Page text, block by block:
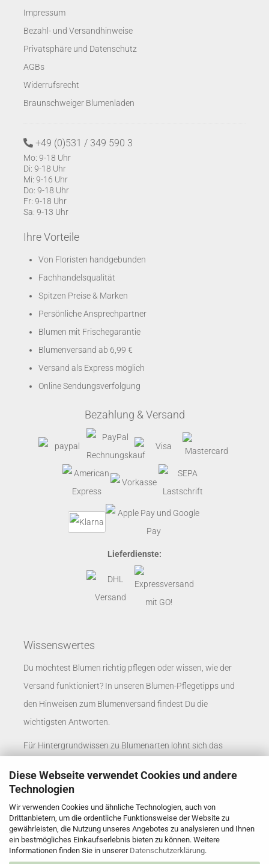
Diese Webseite verwendet Cookies und andere
Technologien
Wir verwenden Cookies und ähnliche Technologien, auch von
Drittanbietern, um die ordentliche Funktionsweise der Website zu
gewährleisten, die Nutzung unseres Angebotes zu analysieren und Ihnen
ein bestmögliches Einkaufserlebnis bieten zu können. Weitere
Informationen finden Sie in unserer Datenschutzerklärung.
Impressum
Bezahl- und Versandhinweise
Privatsphäre und Datenschutz
AGBs
Widerrufsrecht
Braunschweiger Blumenladen
+49 (0)531 / 349 590 3
Mo: 9-18 Uhr
Di: 9-18 Uhr
Mi: 9-16 Uhr
Do: 9-18 Uhr
Fr: 9-18 Uhr
Sa: 9-13 Uhr
Ihre Vorteile
Von Floristen handgebunden
Fachhandelsqualität
Spitzen Preise & Marken
Persönliche Ansprechpartner
Blumen mit Frischegarantie
Blumenversand ab 6,99 €
Versand als Express möglich
Online Sendungsverfolgung
Bezahlung & Versand
Lieferdienste:
Wissenswertes
Du möchtest Blumen richtig pflegen oder wissen, wie der
Versand funktioniert? In unseren Blumen-Pflegetipps und
den Hinweisen zum Blumenversand findest Du die
wichtigsten Antworten.
Für Hintergrundwissen zu Blumenarten lohnt sich das
Informationen auf der SeiteBlumenversand für
Rosenbote auf social media
X